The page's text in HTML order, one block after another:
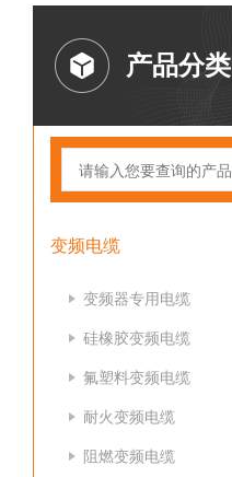
产品分类
变频电缆
变频器专用电缆
硅橡胶变频电缆
氟塑料变频电缆
耐火变频电缆
阻燃变频电缆